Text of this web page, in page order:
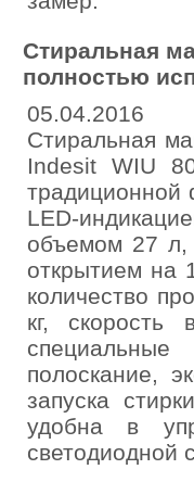
Стиральная
полностью
05.04.2016
Стиральная
Indesit WIU
традиционной
LED-
объемом 27 л,
открытием на
количество
кг,
полоскание,
запуска
удобна в
светодиодной